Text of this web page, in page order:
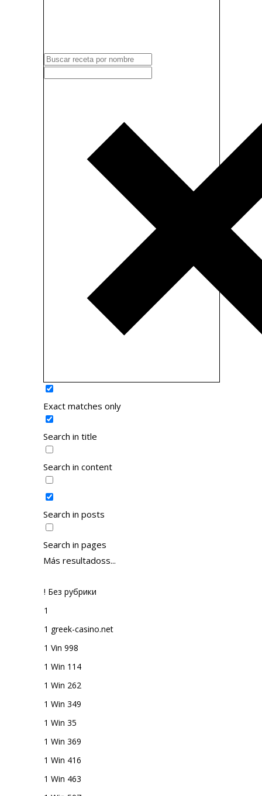
Exact matches only
Search in title
Search in content
Search in posts
Search in pages
Más resultadoss...
! Без рубрики
1
1 greek-casino.net
1 Vin 998
1 Win 114
1 Win 262
1 Win 349
1 Win 35
1 Win 369
1 Win 416
1 Win 463